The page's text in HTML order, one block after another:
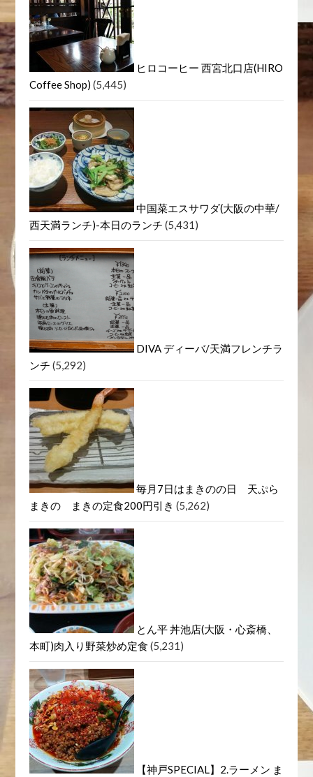
ヒロコーヒー 西宮北口店(HIRO
Coffee Shop) (5,445)
中国菜エスサワダ(大阪の中華/
西天満ランチ)-本日のランチ (5,431)
DIVA ディーバ/天満フレンチラ
ンチ (5,292)
毎月7日はまきのの日 天ぷら
まきの まきの定食200円引き (5,262)
とん平 丼池店(大阪・心斎橋、
本町)肉入り野菜炒め定食 (5,231)
【神戸SPECIAL】2.ラーメン ま